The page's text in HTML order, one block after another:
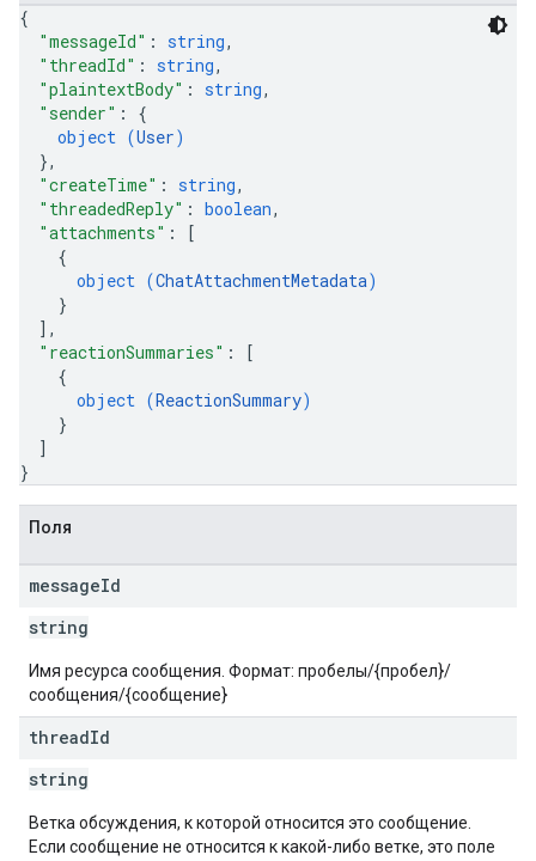
{
"messageId" : string,
"threadId" : string,
"plaintextBody" : string,
"sender" : {
object (User)
},
"createTime" : string,
"threadedReply" : boolean,
"attachments" :
[
{
object (ChatAttachmentMetadata)
}
] ,
"reactionSummaries" :
[
{
object (ReactionSummary)
}
]
}
Поля
messageId
string
Имя ресурса сообщения. Формат: пробелы/{пробел}/
сообщения/{сообщение}
threadId
string
Ветка обсуждения, к которой относится это сообщение.
Если сообщение не относится к какой-либо ветке, это поле